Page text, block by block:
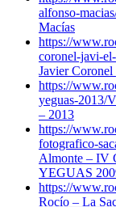
alfonso-
Macías
https://
coronel-javi-
Javier
https://
yeguas-2013/
– 2013
https://
fotografico-
Almonte – IV
YEGUAS
https://
Rocío – La